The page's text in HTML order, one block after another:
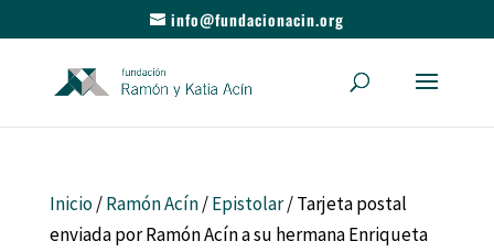
info@fundacionacin.org
Inicio/Ramón Acín/Epistolar/ Tarjeta postal
enviada por Ramón Acín a su hermana Enriqueta